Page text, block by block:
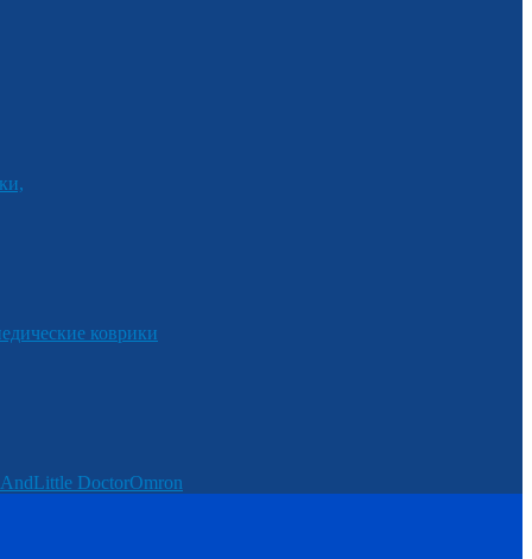
коврики
AndLittle DoctorOmron